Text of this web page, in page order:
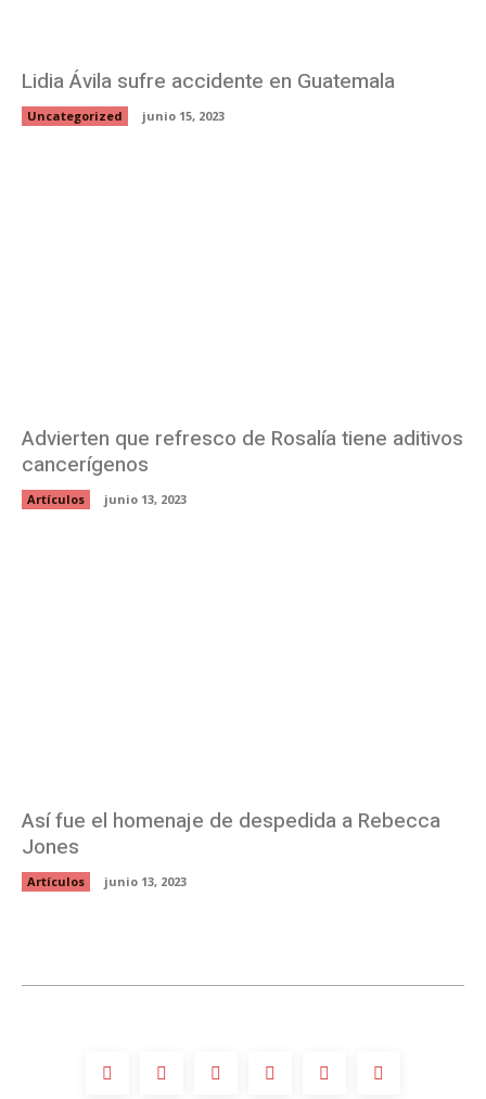
Lidia Ávila sufre accidente en Guatemala
Uncategorized junio 15, 2023
Advierten que refresco de Rosalía tiene aditivos
cancerígenos
Artículos junio 13, 2023
Así fue el homenaje de despedida a Rebecca
Jones
Artículos junio 13, 2023